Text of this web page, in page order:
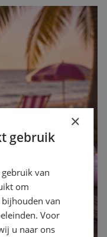
×
gebruik
van
om
van
Voor
u naar ons